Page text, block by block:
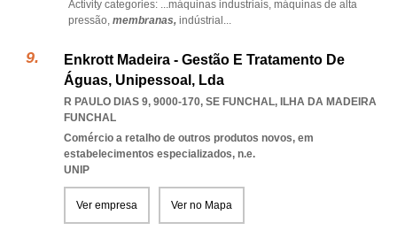
Activity categories: ...máquinas industriais, máquinas de alta
pressão, membranas, indústrial ...
Enkrott Madeira - Gestão E Tratamento De
Águas, Unipessoal, Lda
R PAULO DIAS 9, 9000-170, SE FUNCHAL, ILHA DA MADEIRA
FUNCHAL
Comércio a retalho de outros produtos novos, em
estabelecimentos especializados, n.e.
UNIP
Ver empresa Ver no Mapa